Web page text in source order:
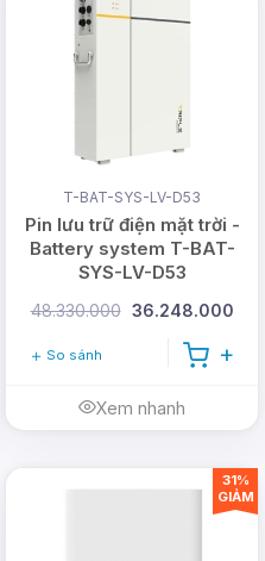
T-BAT-SYS-LV-D53
Pin lưu trữ điện mặt trời -
Battery system T-BAT-
SYS-LV-D53
48.330.000 36.248.000
So sánh
Xem nhanh
31%
GIẢM